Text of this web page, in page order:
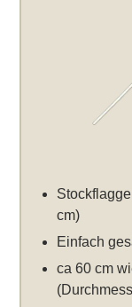
cm)
Einfach
ca 60 cm